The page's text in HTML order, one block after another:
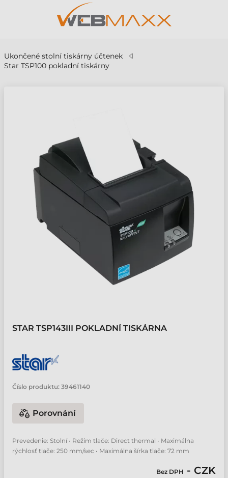
Ukončené stolní tiskárny účtenek
Star TSP100 pokladní tiskárny
STAR TSP143III POKLADNÍ TISKÁRNA
Číslo produktu: 39461140
Porovnání
Prevedenie: Stolní • Režim tlače: Direct thermal • Maximálna
rýchlosť tlače: 250 mm/sec • Maximálna šírka tlače: 72 mm
Bez DPH - CZK